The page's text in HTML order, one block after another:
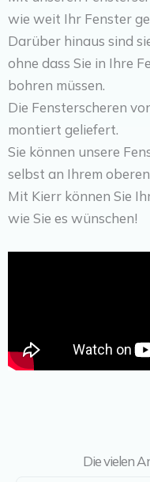
wie weit Ihr Fenster
Darüber hinaus sind
ohne dass Sie in Ihre
bohren müssen.
Die Fensterscheren
montiert geliefert.
Sie können unsere
selbst an Ihrem
Mit Kierr können Sie
wie Sie es wünschen!
Die vielen